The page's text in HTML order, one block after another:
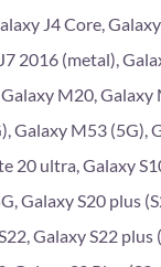
J4 Core,
2016 (metal),
M20,
Galaxy M53 (5G),
ultra, Galaxy
Galaxy S20 plus
Galaxy S22